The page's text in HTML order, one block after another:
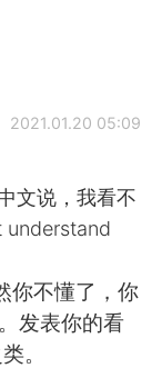
2021.01.20 05:09
文说，我看不
understand
你不懂了，你
发表你的看
。